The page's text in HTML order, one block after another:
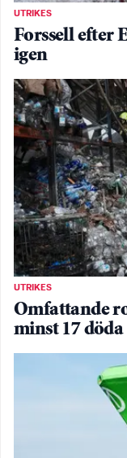
UTRIKES
Forssell efter
igen
UTRIKES
Omfattande
minst 17 döda